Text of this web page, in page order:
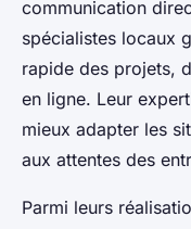
communication
spécialistes locaux
rapide des projets,
en ligne. Leur
mieux adapter les
aux attentes des
Parmi leurs